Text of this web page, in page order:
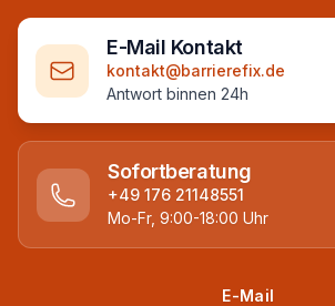
E-Mail Kontakt
kontakt@barrierefix.de
Antwort binnen 24h
Sofortberatung
+49 176 21148551
Mo-Fr, 9:00-18:00 Uhr
E-Mail